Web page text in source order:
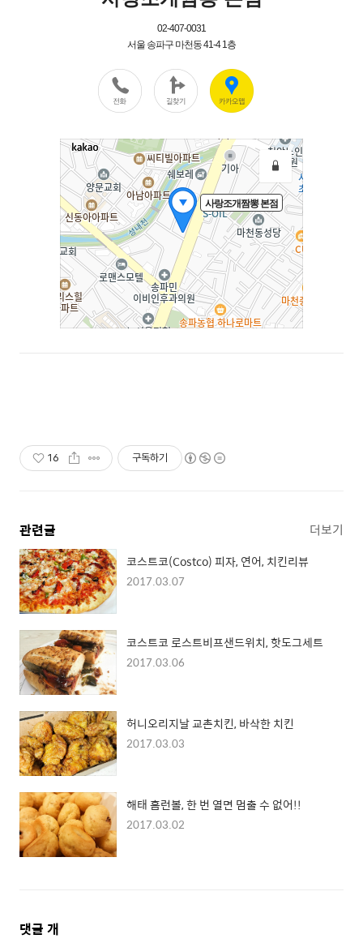
16 구독하기
관련글 더보기
코스트코(Costco) 피자, 연어, 치킨리뷰
2017.03.07
코스트코 로스트비프샌드위치, 핫도그세트
2017.03.06
허니오리지날 교촌치킨, 바삭한 치킨
2017.03.03
해태 홈런볼, 한 번 열면 멈출 수 없어!!
2017.03.02
댓
댓글 개